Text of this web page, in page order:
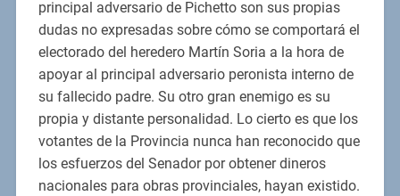
principal adversario de Pichetto son sus propias
dudas no expresadas sobre cómo se comportará el
electorado del heredero Martín Soria a la hora de
apoyar al principal adversario peronista interno de
su fallecido padre. Su otro gran enemigo es su
propia y distante personalidad. Lo cierto es que los
votantes de la Provincia nunca han reconocido que
los esfuerzos del Senador por obtener dineros
nacionales para obras provinciales, hayan existido.